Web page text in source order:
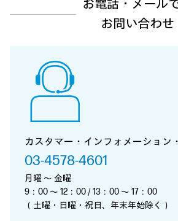
お電話・メール
お問い合わせ
カスタマー・インフォメーション
03-4578-4601
月曜 ～ 金曜
9：00 ～ 12：00 / 13：00 ～ 17：00
（土曜・日曜・祝日、年末年始除く）